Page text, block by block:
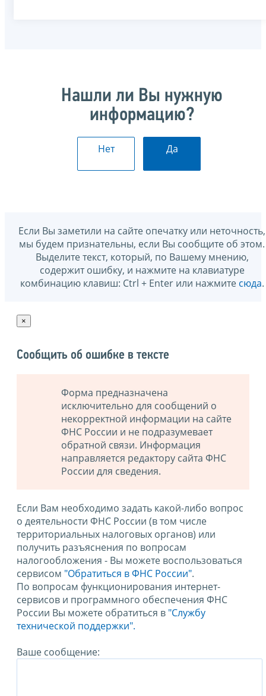
Нашли ли Вы нужную
информацию?
Нет Да
Если Вы заметили на сайте опечатку или неточность,
мы будем признательны, если Вы сообщите об этом.
Выделите текст, который, по Вашему мнению,
содержит ошибку, и нажмите на клавиатуре
комбинацию клавиш: Ctrl + Enter или нажмите сюда.
×
Сообщить об ошибке в тексте
Форма предназначена
исключительно для сообщений о
некорректной информации на сайте
ФНС России и не подразумевает
обратной связи. Информация
направляется редактору сайта ФНС
России для сведения.
Если Вам необходимо задать какой-либо вопрос
о деятельности ФНС России (в том числе
территориальных налоговых органов) или
получить разъяснения по вопросам
налогообложения - Вы можете воспользоваться
сервисом "Обратиться в ФНС России".
По вопросам функционирования интернет-
сервисов и программного обеспечения ФНС
России Вы можете обратиться в "Службу
технической поддержки".
Ваше сообщение: